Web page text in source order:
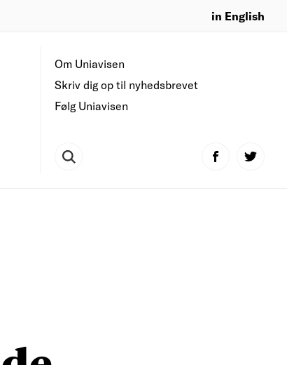
in English
Om Uniavisen
Skriv dig op til nyhedsbrevet
Følg Uniavisen